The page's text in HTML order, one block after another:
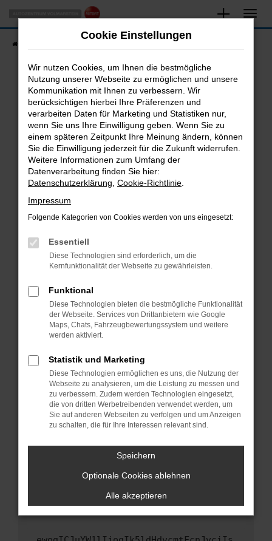
Zum
Hauptinhalt
springen
Fahrzeugsuche
Fehler: Network Error
Beim Laden ist ein Fehler aufgetreten.
Hier sind ein paar Tipps, die dir helfen können:
Überprüfe deine Firewall und deine
Internetverbindung.
Laden andere Webseiten, zum Beispiel deine
Suchmaschine?
Prüfe deine Browsererweiterungen.
können das Laden bestimmter Seiten
verhindern. Funktioniert die Seite in einem
anderen Browser oder in einem privaten
Starte dein Gerät neu.
Das kann manchmal helfen, vorübergehende
Probleme zu beheben.
Betriebssystem auf dem neuesten Stand
sind.
Veraltete Software birgt nicht nur ein
Sicherheitsrisiko, sondern kann auch dazu
führen, dass bestimmte Funktionen nicht mehr
unterstützt werden.
Wende dich an den Webseitenbetreiber.
Wenn du alle oben genannten Schritte versucht
hast, kontaktiere uns bitte. Wir werden
versuchen, das Problem zu beheben. Du kannst
uns diesen Text schicken, um uns bei der
Cookie Einstellungen
Wir nutzen Cookies, um Ihnen die bestmögliche
Nutzung unserer Webseite zu ermöglichen und unsere
Kommunikation mit Ihnen zu verbessern. Wir
berücksichtigen hierbei Ihre Präferenzen und
verarbeiten Daten für Marketing und Statistiken nur,
wenn Sie uns Ihre Einwilligung geben. Wenn Sie zu
einem späteren Zeitpunkt Ihre Meinung ändern, können
Sie die Einwilligung jederzeit für die Zukunft widerrufen.
Weitere Informationen zum Umfang der
Datenverarbeitung finden Sie hier:
Datenschutzerklärung Cookie-Richtlinie
Impressum
Folgende Kategorien von Cookies werden von uns eingesetzt:
Essentiell
Diese Technologien sind erforderlich, um die
Kernfunktionalität der Webseite zu gewährleisten.
Funktional
Diese Technologien bieten die bestmögliche Funktionalität
der Webseite. Services von Drittanbietern wie Google
Maps, Chats, Fahrzeugbewertungssystem und weitere
werden aktiviert.
Statistik und Marketing
Diese Technologien ermöglichen es uns, die Nutzung der
Webseite zu analysieren, um die Leistung zu messen und
zu verbessern. Zudem werden Technologien eingesetzt,
die von dritten Werbetreibenden verwendet werden, um
Sie auf anderen Webseiten zu verfolgen und um Anzeigen
zu schalten, die für Ihre Interessen relevant sind.
Speichern
Optionale Cookies ablehnen
Alle akzeptieren